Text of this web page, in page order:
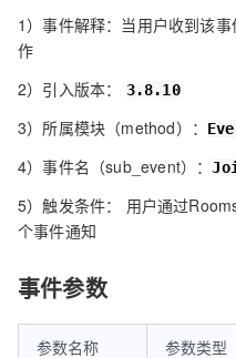
1）事件解释：当用户收到该
作
2）引入版本：
3.8.10
3）所属模块（method）：
4）事件名（sub_event）：
5）触发条件： 用户通过
个事件通知
事件参数
参数名称 参数类型